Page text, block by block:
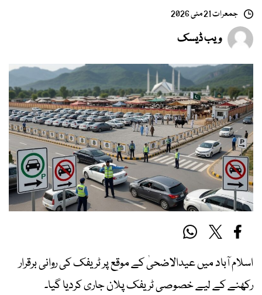
جمعرات 21 مئی 2026
ویب ڈیسک
اسلام آباد میں عیدالاضحیٰ کے موقع پر ٹریفک کی روانی برقرار
رکھنے کے لیے خصوصی ٹریفک پلان جاری کردیا گیا۔